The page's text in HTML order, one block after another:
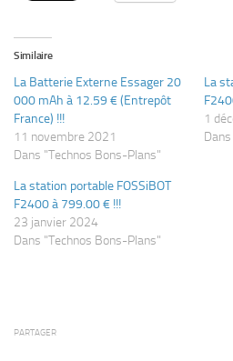
Similaire
La Batterie Externe Essager 20
000 mAh à 12.59 € (Entrepôt
France) !!!
11 novembre 2021
Dans "Technos Bons-Plans"
La
1
La station portable FOSSiBOT
F2400 à 799.00 € !!!
23 janvier 2024
Dans "Technos Bons-Plans"
PARTAGER